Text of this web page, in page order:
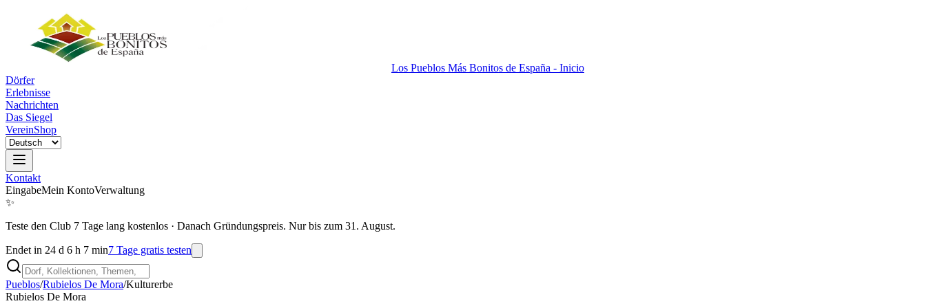
Los Pueblos Más Bonitos de España - Inicio
Dörfer
Erlebnisse
Nachrichten
Das Siegel
VereinShop
Kontakt
EingabeMein KontoVerwaltung
✨
Teste den Club 7 Tage lang kostenlos · Danach Gründungspreis. Nur bis zum 31. August.
Endet in 24 d 6 h 7 min7 Tage gratis testen
Pueblos/Rubielos De Mora/Kulturerbe
Rubielos De Mora